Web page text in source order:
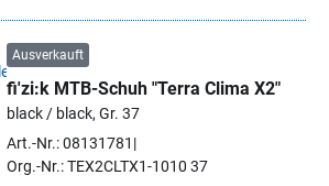
Ausverkauft
fi'zi:k MTB-Schuh "Terra Clima X2"
black / black, Gr. 37
Art.-Nr.: 08131781
Org.-Nr.: TEX2CLTX1-1010 37